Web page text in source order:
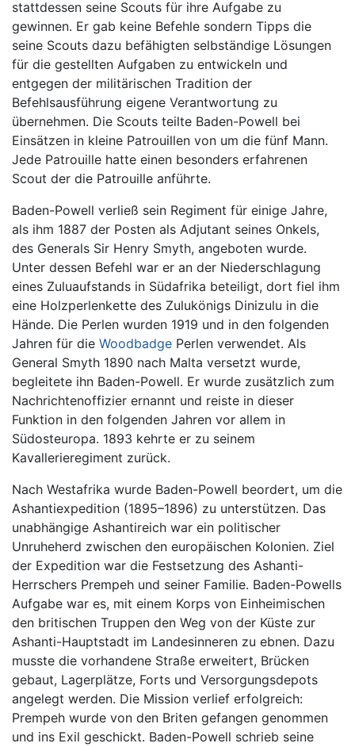
stattdessen seine Scouts für ihre Aufgabe zu
gewinnen. Er gab keine Befehle sondern Tipps die
seine Scouts dazu befähigten selbständige Lösungen
für die gestellten Aufgaben zu entwickeln und
entgegen der militärischen Tradition der
Befehlsausführung eigene Verantwortung zu
übernehmen. Die Scouts teilte Baden-Powell bei
Einsätzen in kleine Patrouillen von um die fünf Mann.
Jede Patrouille hatte einen besonders erfahrenen
Scout der die Patrouille anführte.
Baden-Powell verließ sein Regiment für einige Jahre,
als ihm 1887 der Posten als Adjutant seines Onkels,
des Generals Sir Henry Smyth, angeboten wurde.
Unter dessen Befehl war er an der Niederschlagung
eines Zuluaufstands in Südafrika beteiligt, dort fiel ihm
eine Holzperlenkette des Zulukönigs Dinizulu in die
Hände. Die Perlen wurden 1919 und in den folgenden
Jahren für die Woodbadge Perlen verwendet. Als
General Smyth 1890 nach Malta versetzt wurde,
begleitete ihn Baden-Powell. Er wurde zusätzlich zum
Nachrichtenoffizier ernannt und reiste in dieser
Funktion in den folgenden Jahren vor allem in
Südosteuropa. 1893 kehrte er zu seinem
Kavallerieregiment zurück.
Nach Westafrika wurde Baden-Powell beordert, um die
Ashantiexpedition (1895–1896) zu unterstützen. Das
unabhängige Ashantireich war ein politischer
Unruheherd zwischen den europäischen Kolonien. Ziel
der Expedition war die Festsetzung des Ashanti-
Herrschers Prempeh und seiner Familie. Baden-Powells
Aufgabe war es, mit einem Korps von Einheimischen
den britischen Truppen den Weg von der Küste zur
Ashanti-Hauptstadt im Landesinneren zu ebnen. Dazu
musste die vorhandene Straße erweitert, Brücken
gebaut, Lagerplätze, Forts und Versorgungsdepots
angelegt werden. Die Mission verlief erfolgreich:
Prempeh wurde von den Briten gefangen genommen
und ins Exil geschickt. Baden-Powell schrieb seine